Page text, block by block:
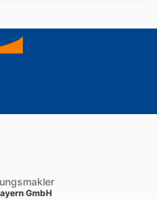
GmbH